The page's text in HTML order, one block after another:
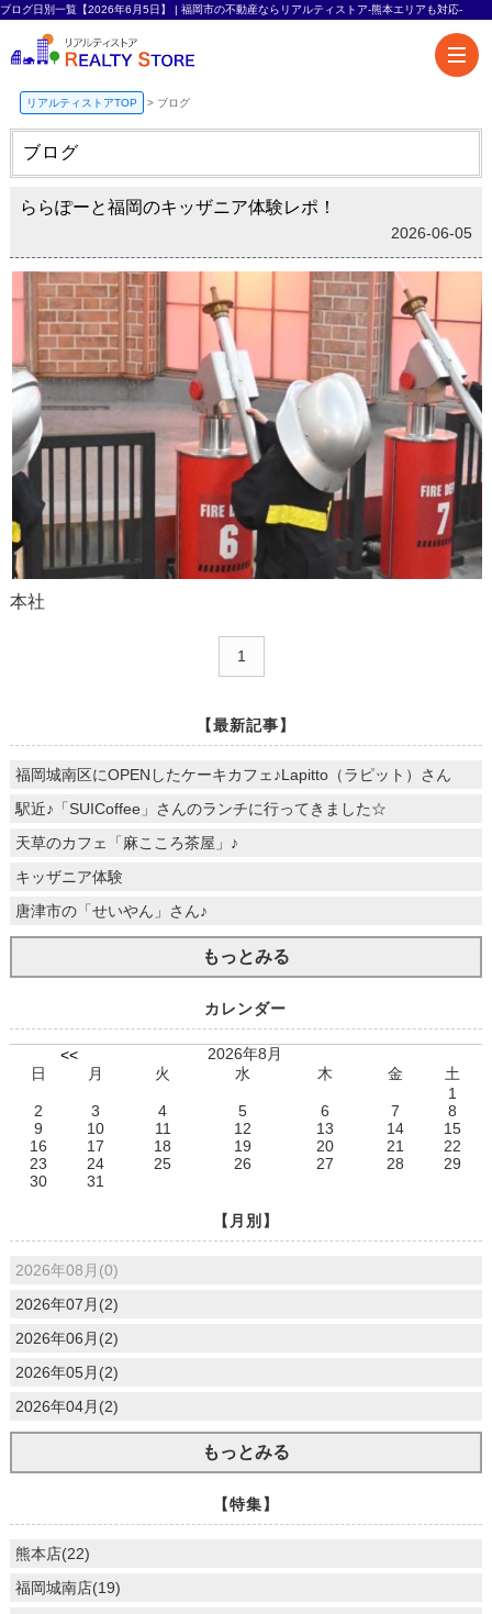
ブログ日別一覧【2026年6月5日】 | 福岡市の不動産ならリアルティストア-熊本エリアも対応-
リアルティストアTOP > ブログ
ブログ
ららぽーと福岡のキッザニア体験レポ！
2026-06-05
本社
1
【最新記事】
福岡城南区にOPENしたケーキカフェ♪Lapitto（ラピット）さん
駅近♪「SUICoffee」さんのランチに行ってきました☆
天草のカフェ「麻こころ茶屋」♪
キッザニア体験
唐津市の「せいやん」さん♪
もっとみる
カレンダー
<<
2026年8月
日
月 火 水 木 金
土
1
2
3 4 5 6 7
8
9
10 11 12 13 14
15
16
17 18 19 20 21
22
23
24 25 26 27 28
29
30
31
【月別】
2026年08月(0)
2026年07月(2)
2026年06月(2)
2026年05月(2)
2026年04月(2)
もっとみる
【特集】
熊本店(22)
福岡城南店(19)